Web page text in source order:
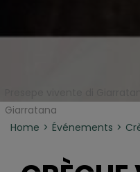
Giarratana
Home
Événements